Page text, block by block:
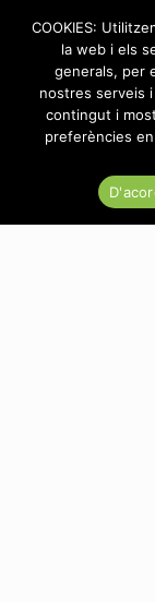
Categories
There are no
COOKIES:
la web i els
generals, per
nostres serveis
contingut i
preferències